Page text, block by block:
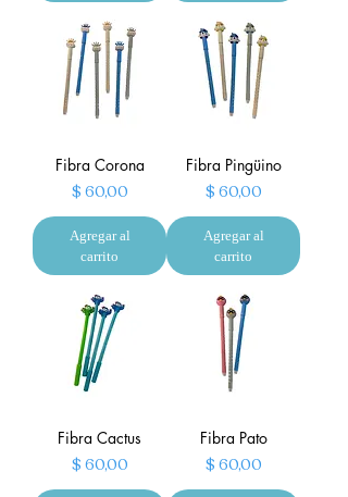
Fibra Corona
Precio
$ 60,00
Agregar al
carrito
Fibra Pingüino
Precio
$ 60,00
Agregar al
carrito
Fibra Cactus
Precio
$ 60,00
Fibra Pato
Precio
$ 60,00